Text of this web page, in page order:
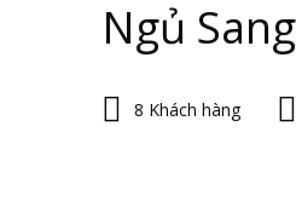
Ngủ
8 Khách hàng